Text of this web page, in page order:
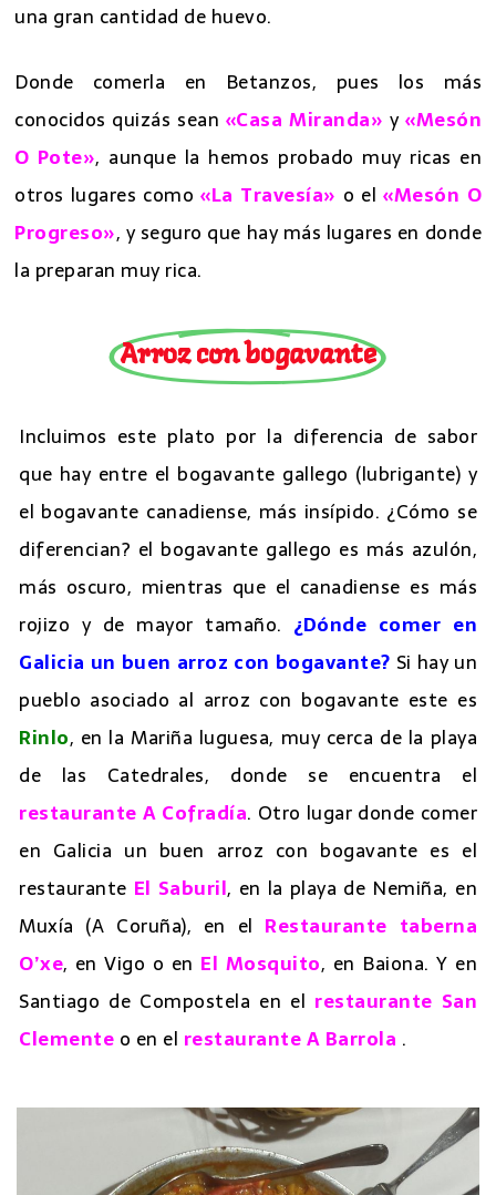
una gran cantidad de huevo.
Donde comerla en Betanzos, pues los más
conocidos quizás sean «Casa Miranda» y«Mesón
O Pote», aunque la hemos probado muy ricas en
otros lugares como«La Travesía» o el«Mesón O
Progreso», y seguro que hay más lugares en donde
la preparan muy rica.
Arroz con bogavante
Incluimos este plato por la diferencia de sabor
que hay entre el bogavante gallego (lubrigante) y
el bogavante canadiense, más insípido. ¿Cómo se
diferencian? el bogavante gallego es más azulón,
más oscuro, mientras que el canadiense es más
rojizo y de mayor tamaño. ¿Dónde comer en
Galicia un buen arroz con bogavante? Si hay un
pueblo asociado al arroz con bogavante este es
Rinlo, en la Mariña luguesa, muy cerca de la playa
de las Catedrales, donde se encuentra el
restaurante A Cofradía. Otro lugar donde comer
en Galicia un buen arroz con bogavante es el
restaurante El Saburil, en la playa de Nemiña, en
Muxía (A Coruña), en el Restaurante taberna
O’xe, en Vigo o en El Mosquito, en Baiona. Y en
Santiago de Compostela en el restaurante San
Clemente o en el restaurante A Barrola .